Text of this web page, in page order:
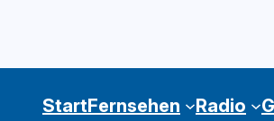
StartFernsehen Radio